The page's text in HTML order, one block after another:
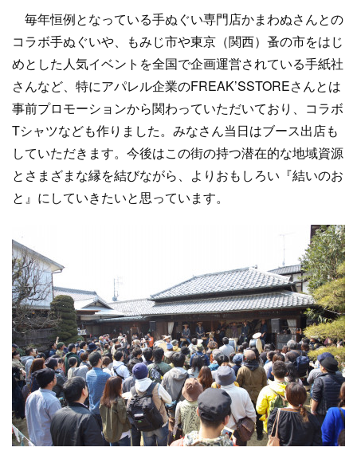
毎年恒例となっている手ぬぐい専門店かまわぬさんとの
コラボ手ぬぐいや、もみじ市や東京（関西）蚤の市をはじ
めとした人気イベントを全国で企画運営されている手紙社
さんなど、特にアパレル企業のFREAK’SSTOREさんとは
事前プロモーションから関わっていただいており、コラボ
Tシャツなども作りました。みなさん当日はブース出店も
していただきます。今後はこの街の持つ潜在的な地域資源
とさまざまな縁を結びながら、よりおもしろい『結いのお
と』にしていきたいと思っています。